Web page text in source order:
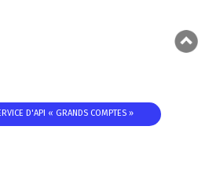
D'API « GRANDS COMPTES »